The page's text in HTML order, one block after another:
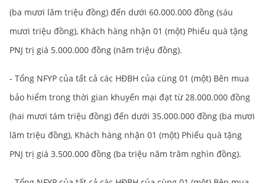
(ba mươi lăm triệu đồng) đến dưới 60.000.000 đồng (sáu
mươi triệu đồng), Khách hàng nhận 01 (một) Phiếu quà tặng
PNJ trị giá 5.000.000 đồng (năm triệu đồng).
- Tổng NFYP của tất cả các HĐBH của cùng 01 (một) Bên mua
bảo hiểm trong thời gian khuyến mại đạt từ 28.000.000 đồng
(hai mươi tám triệu đồng) đến dưới 35.000.000 đồng (ba mươi
lăm triệu đồng), Khách hàng nhận 01 (một) Phiếu quà tặng
PNJ trị giá 3.500.000 đồng (ba triệu năm trăm nghìn đồng).